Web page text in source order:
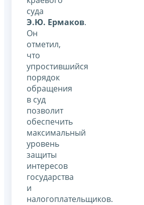
суда
Э.Ю. Ермаков.
Он
отметил,
что
упростившийся
порядок
обращения
в суд
позволит
обеспечить
максимальный
уровень
защиты
интересов
государства
и
налогоплательщиков.